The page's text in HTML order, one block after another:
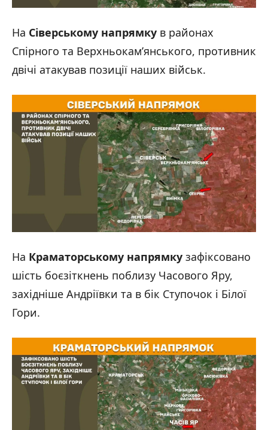
На Сіверському напрямку в районах
Спірного та Верхньокам’янського, противник
двічі атакував позиції наших військ.
На Краматорському напрямку зафіксовано
шість боєзіткнень поблизу Часового Яру,
західніше Андріївки та в бік Ступочок і Білої
Гори.